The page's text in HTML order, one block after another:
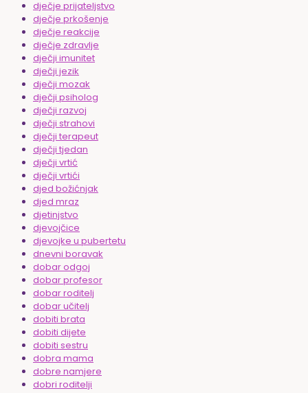
dječje prijateljstvo
dječje prkošenje
dječje reakcije
dječje zdravlje
dječji imunitet
dječji jezik
dječji mozak
dječji psiholog
dječji razvoj
dječji strahovi
dječji terapeut
dječji tjedan
dječji vrtić
dječji vrtići
djed božićnjak
djed mraz
djetinjstvo
djevojčice
djevojke u pubertetu
dnevni boravak
dobar odgoj
dobar profesor
dobar roditelj
dobar učitelj
dobiti brata
dobiti dijete
dobiti sestru
dobra mama
dobre namjere
dobri roditelji